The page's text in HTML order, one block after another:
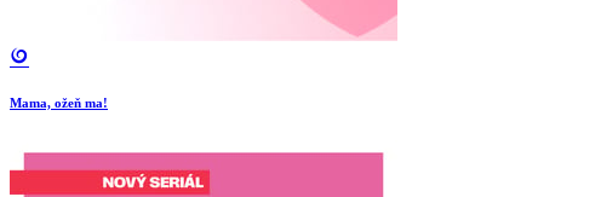
Mama, ožeň ma!